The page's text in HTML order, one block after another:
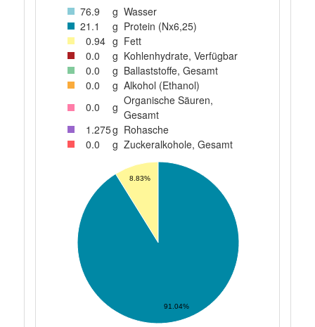
76.9 g Wasser
21 .1 g Protein (Nx6,25)
0.94 g Fett
0.0 g Kohlenhydrate, Verfügbar
0.0 g Ballaststoffe, Gesamt
0.0 g Alkohol (Ethanol)
0.0 g Organische Säuren,
Gesamt
1 .275g Rohasche
0.0 g Zuckeralkohole, Gesamt
8.83%
91.04%